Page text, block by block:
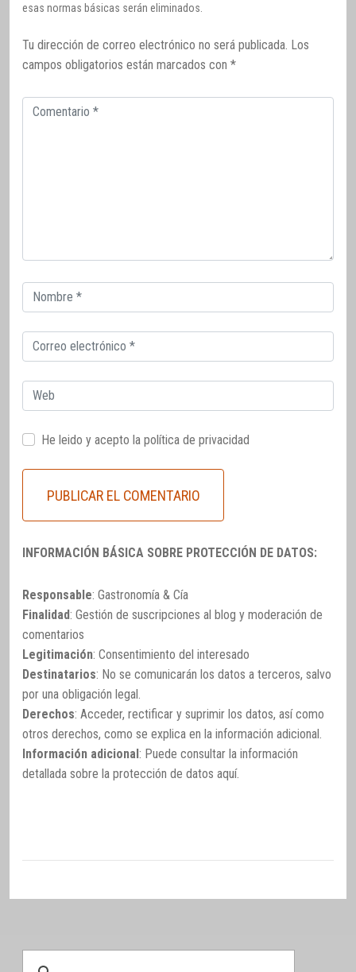
esas normas básicas serán eliminados.
Tu dirección de correo electrónico no será publicada. Los
campos obligatorios están marcados con *
Comentario
Correo
electrónico
Correo
electrónico
Web
He leido y acepto la política de privacidad
INFORMACIÓN BÁSICA SOBRE PROTECCIÓN DE DATOS:
Responsable: Gastronomía & Cía
Finalidad: Gestión de suscripciones al blog y moderación de
comentarios
Legitimación: Consentimiento del interesado
Destinatarios: No se comunicarán los datos a terceros, salvo
por una obligación legal.
Derechos: Acceder, rectificar y suprimir los datos, así como
otros derechos, como se explica en la información adicional.
Información adicional: Puede consultar la información
detallada sobre la protección de datos aquí.